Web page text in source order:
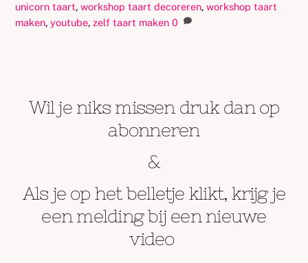
unicorn taart,workshop taart decoreren,workshop taart
maken,youtube,zelf taart maken 0
Wil je niks missen druk dan op
abonneren
&
Als je op het belletje klikt, krijg je
een melding bij een nieuwe
video